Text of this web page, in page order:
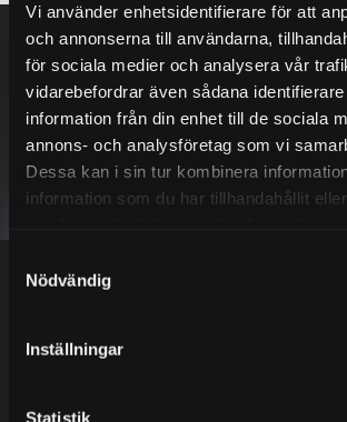
Vi använder enhetsidentifierare för att
och annonserna till användarna,
för sociala medier och analysera vår
vidarebefordrar även sådana
information från din enhet till de sociala
annons- och analysföretag som vi
Dessa kan i sin tur kombinera
information som du har tillhandahållit
Nödvändig
Inställningar
Statistik
NYHETSBREV
PRENUMERERA
Kundtjänst telefon: